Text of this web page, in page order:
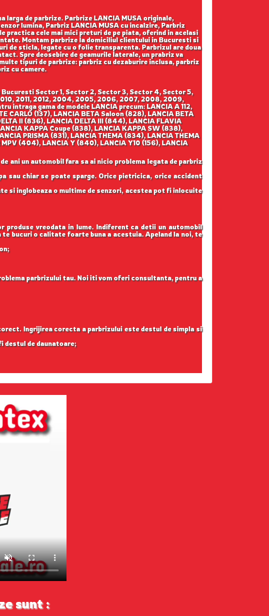
larga de parbrize. Parbrize LANCIA MUSA originale,
lumina, Parbriz LANCIA MUSA cu incalzire, Parbriz
practica cele mai mici preturi de pe piata, oferind in acelasi
Montam parbrize la domiciliul clientului in Bucuresti si
de sticla, legate cu o folie transparenta. Parbrizul are doua
Spre deosebire de geamurile laterale, un prabriz va
tipuri de parbrize: parbriz cu dezaburire inclusa, parbriz
cu camere.
Sector 1, Sector 2, Sector 3, Sector 4, Sector 5,
2011, 2012, 2004, 2005, 2006, 2007, 2008, 2009,
intraga gama de modele LANCIA precum: LANCIA A 112,
CARLO (137), LANCIA BETA Saloon (828), LANCIA BETA
II (836), LANCIA DELTA III (844), LANCIA FLAVIA
KAPPA Coupe (838), LANCIA KAPPA SW (838),
PRISMA (831), LANCIA THEMA (834), LANCIA THEMA
(404), LANCIA Y (840), LANCIA Y10 (156), LANCIA
ani un automobil fara sa ai nicio problema legata de parbriz
chiar se poate sparge. Orice pietricica, orice accident
si inglobeaza o multime de senzori, acestea pot fi inlocuite
produse vreodata in lume. Indiferent ca detii un automobil
bucuri o calitate foarte buna a acestuia. Apeland la noi, te
parbrizului tau. Noi iti vom oferi consultanta, pentru a
Ingrijirea corecta a parbrizului este destul de simpla si
destul de daunatoare;
sunt :